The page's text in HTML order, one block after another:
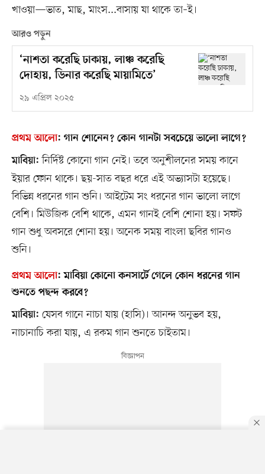
খাওয়া—ভাত, মাছ, মাংস...বাসায় যা থাকে তা–ই।
আরও পড়ুন
‘নাশতা করেছি ঢাকায়, লাঞ্চ করেছি
দোহায়, ডিনার করেছি মায়ামিতে’
২৯ এপ্রিল ২০২৫
প্রথম আলো: গান শোনেন? কোন গানটা সবচেয়ে ভালো লাগে?
মাবিয়া: নির্দিষ্ট কোনো গান নেই। তবে অনুশীলনের সময় কানে
ইয়ার ফোন থাকে। ছয়-সাত বছর ধরে এই অভ্যাসটা হয়েছে।
বিভিন্ন ধরনের গান শুনি। আইটেম সং ধরনের গান ভালো লাগে
বেশি। মিউজিক বেশি থাকে, এমন গানই বেশি শোনা হয়। সফট
গান শুধু অবসরে শোনা হয়। অনেক সময় বাংলা ছবির গানও
শুনি।
প্রথম আলো:মাবিয়া কোনো কনসার্টে গেলে কোন ধরনের গান
শুনতে পছন্দ করবে?
মাবিয়া: যেসব গানে নাচা যায় (হাসি)। আনন্দ অনুভব হয়,
নাচানাচি করা যায়, এ রকম গান শুনতে চাইতাম।